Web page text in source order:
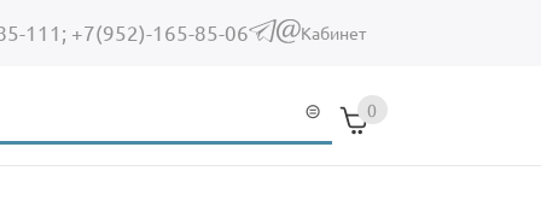
111; +7(952)-165-85-06 (link sends e-mail)
Кабинет
0